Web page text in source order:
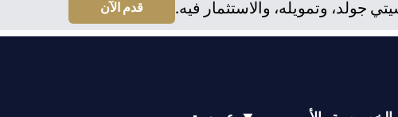
وتمويله، والاستثمار فيه. قدم الآن